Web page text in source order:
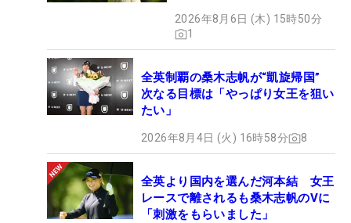
2026年8月6日 (木) 15時50分
1
全英制覇の桑木志帆が“凱旋帰国”
次なる目標は「やっぱり女王を狙い
たい」
2026年8月4日 (火) 16時58分 8
全英より国内を選んだ河本結 女王
レースで離されるも桑木志帆のVに
「刺激をもらいました」